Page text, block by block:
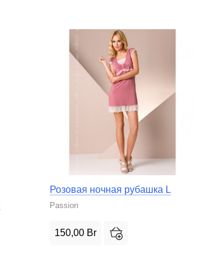
Розовая ночная рубашка L
Passion
150,00 Br